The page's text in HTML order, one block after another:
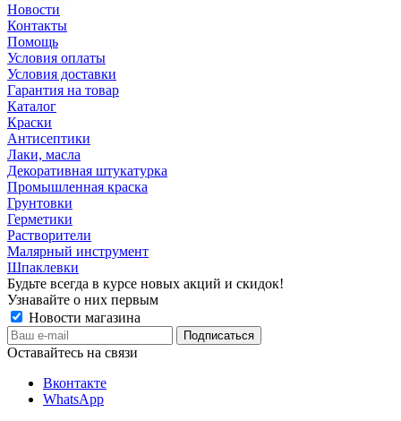
Новости
Контакты
Помощь
Условия оплаты
Условия доставки
Гарантия на товар
Каталог
Краски
Антисептики
Лаки, масла
Декоративная штукатурка
Промышленная краска
Грунтовки
Герметики
Растворители
Малярный инструмент
Шпаклевки
Будьте всегда в курсе новых акций и скидок!
Узнавайте о них первым
Новости магазина
Оставайтесь на связи
Вконтакте
WhatsApp